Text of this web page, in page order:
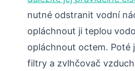
nutné odstranit vodní
opláchnout ji teplou
opláchnout octem. Poté
filtry a zvlhčovač